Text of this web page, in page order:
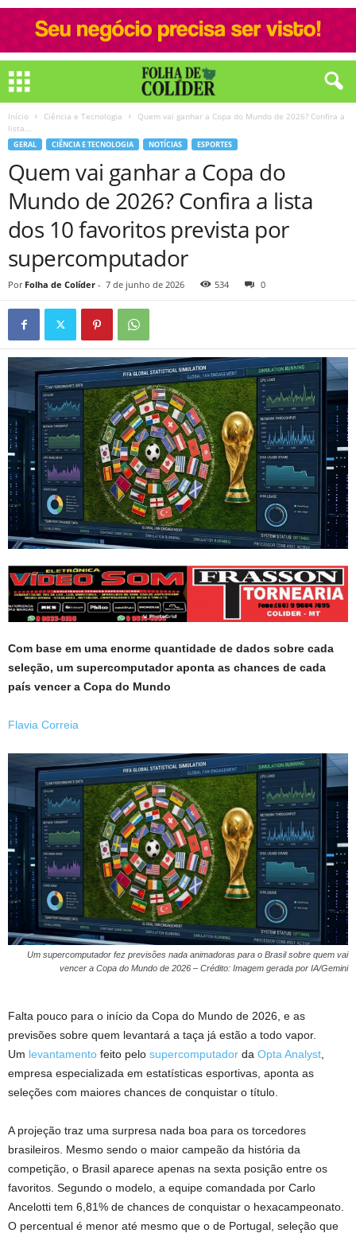
Início Ciência e Tecnologia
Quem vai ganhar a Copa do Mundo de 2026? Confira a
lista...
GERAL CIÊNCIA E TECNOLOGIA NOTÍCIAS ESPORTES
Quem vai ganhar a Copa do
Mundo de 2026? Confira a lista
dos 10 favoritos prevista por
supercomputador
Por Folha de Colíder - 7 de junho de 2026 534 0
Com base em uma enorme quantidade de dados sobre cada
seleção, um supercomputador aponta as chances de cada
país vencer a Copa do Mundo
Flavia Correia
Um supercomputador fez previsões nada animadoras para o Brasil sobre quem vai
vencer a Copa do Mundo de 2026 – Crédito: Imagem gerada por IA/Gemini
Falta pouco para o início da Copa do Mundo de 2026, e as
previsões sobre quem levantará a taça já estão a todo vapor.
Um levantamento feito pelo supercomputador da Opta Analyst
empresa especializada em estatísticas esportivas, aponta as
seleções com maiores chances de conquistar o título.
A projeção traz uma surpresa nada boa para os torcedores
brasileiros. Mesmo sendo o maior campeão da história da
competição, o Brasil aparece apenas na sexta posição entre os
favoritos. Segundo o modelo, a equipe comandada por Carlo
Ancelotti tem 6,81% de chances de conquistar o hexacampeonato.
O percentual é menor até mesmo que o de Portugal, seleção que